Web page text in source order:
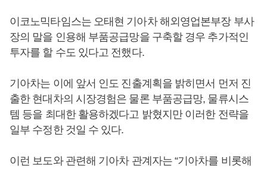
이코노믹타임스는 오태현 기아차 해외영업본부장 부사
장의 말을 인용해 부품공급망을 구축할 경우 추가적인
투자를 할 수도 있다고 전했다.
기아차는 이에 앞서 인도 진출계획을 밝히면서 먼저 진
출한 현대차의 시장경험은 물론 부품공급망, 물류시스
템 등을 최대한 활용하겠다고 밝혔지만 이러한 전략을
일부 수정한 것일 수 있다.
이런 보도와 관련해 기아차 관계자는 “기아차를 비롯해